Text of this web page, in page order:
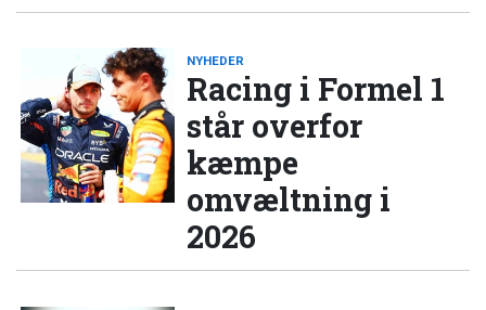
NYHEDER
Racing i Formel 1
står overfor
kæmpe
omvæltning i
2026